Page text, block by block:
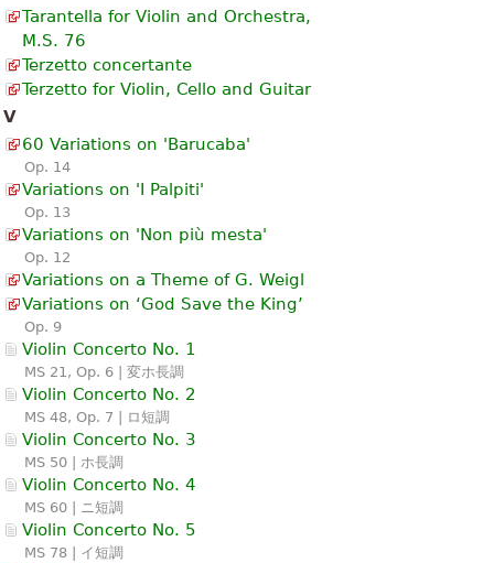
Tarantella for Violin and Orchestra,
M.S. 76
Terzetto concertante
Terzetto for Violin, Cello and Guitar
V
60 Variations on 'Barucaba'
Op. 14
Variations on 'I Palpiti'
Op. 13
Variations on 'Non più mesta'
Op. 12
Variations on a Theme of G. Weigl
Variations on ‘God Save the King’
Op. 9
Violin Concerto No. 1
MS 21, Op. 6 | 変ホ長調
Violin Concerto No. 2
MS 48, Op. 7 | ロ短調
Violin Concerto No. 3
MS 50 | ホ長調
Violin Concerto No. 4
MS 60 | ニ短調
Violin Concerto No. 5
MS 78 | イ短調